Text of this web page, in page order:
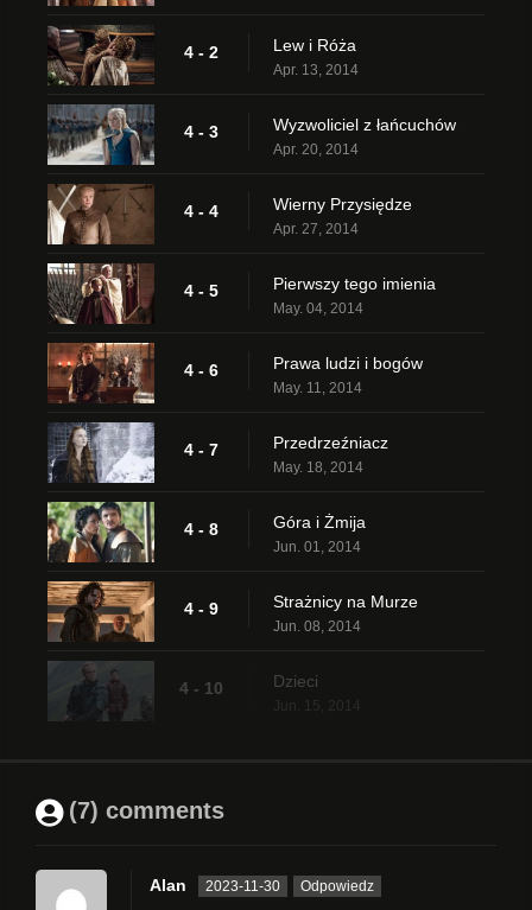
4 - 2 Lew i Róża
Apr. 13, 2014
4 - 3 Wyzwoliciel z łańcuchów
Apr. 20, 2014
4 - 4 Wierny Przysiędze
Apr. 27, 2014
4 - 5 Pierwszy tego imienia
May. 04, 2014
4 - 6 Prawa ludzi i bogów
May. 11, 2014
4 - 7 Przedrzeźniacz
May. 18, 2014
4 - 8 Góra i Żmija
Jun. 01, 2014
4 - 9 Strażnicy na Murze
Jun. 08, 2014
4 - 10 Dzieci
(7) comments
Alan 2023-11-30 Odpowiedz